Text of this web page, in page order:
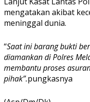
mengatakan akibat
meninggal dunia.
“Saat ini barang bukti
diamankan di Polres
membantu proses
pihak”.pungkasnya